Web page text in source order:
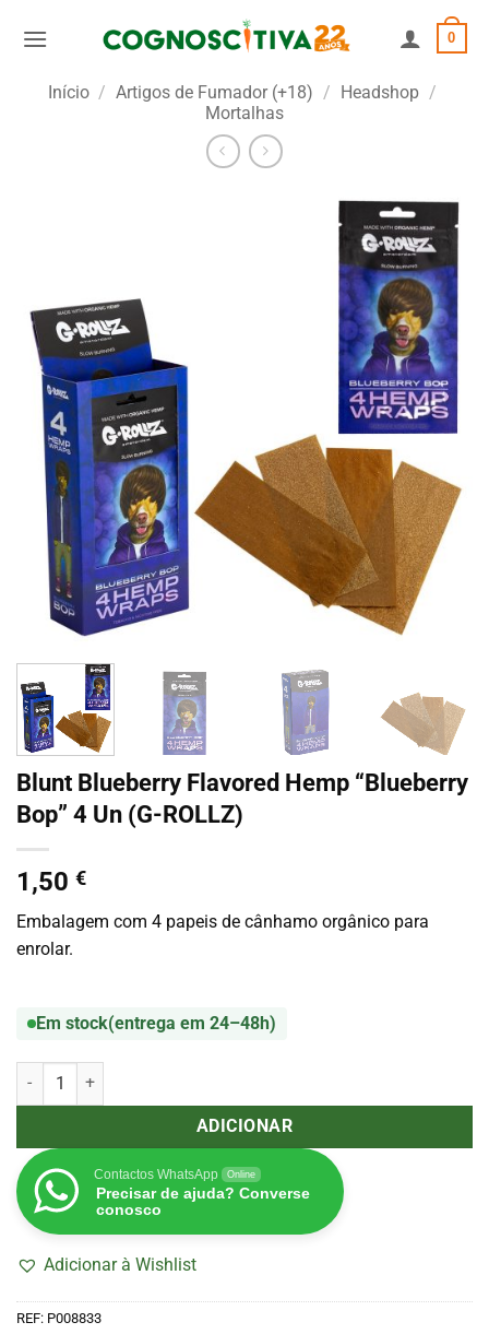
0
Início / Artigos de Fumador (+18) / Headshop /
Mortalhas
Blunt Blueberry Flavored Hemp “Blueberry
Bop” 4 Un (G-ROLLZ)
1,50 €
Embalagem com 4 papeis de cânhamo orgânico para
enrolar.
Em stock(entrega em 24–48h)
Quantidade de Blunt Blueberry Flavored Hemp "Blueberry Bop" 4 Un
ADICIONAR
Contactos WhatsApp Online
Precisar de ajuda? Converse
conosco
Adicionar à Wishlist
REF: P008833